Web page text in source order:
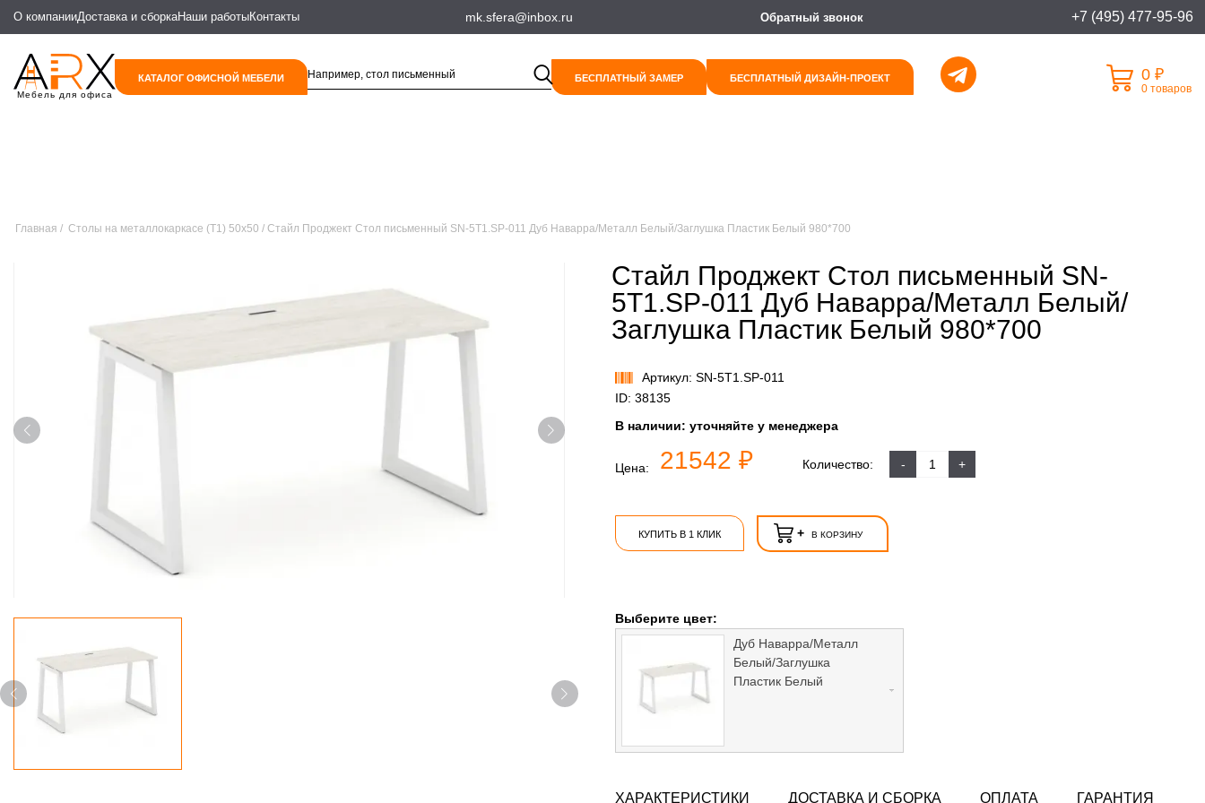
О компанииДоставка и сборкаНаши работыКонтакты mk.sfera@inbox.ru Обратный звонок +7 (495) 477-95-96
Мебель для офиса
КАТАЛОГ ОФИСНОЙ МЕБЕЛИ БЕСПЛАТНЫЙ ЗАМЕР БЕСПЛАТНЫЙ ДИЗАЙН-ПРОЕКТ 0 ₽
0 товаров
Главная Столы на металлокаркасе (T1) 50х50 Стайл Проджект Стол письменный SN-5T1.SP-011 Дуб Наварра/Металл Белый/Заглушка Пластик Белый 980*700
Стайл Проджект Стол письменный SN-
5T1.SP-011 Дуб Наварра/Металл Белый/
Заглушка Пластик Белый 980*700
Артикул: SN-5T1.SP-011
ID: 38135
В наличии:уточняйте у менеджера
Цена: 21542 ₽ Количество: - +
КУПИТЬ В 1 КЛИК + В КОРЗИНУ
Выберите цвет:
Дуб Наварра/Металл
Белый/Заглушка
Пластик Белый
ХАРАКТЕРИСТИКИ ДОСТАВКА И СБОРКА ОПЛАТА ГАРАНТИЯ